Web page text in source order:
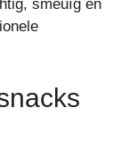
smeuïg en